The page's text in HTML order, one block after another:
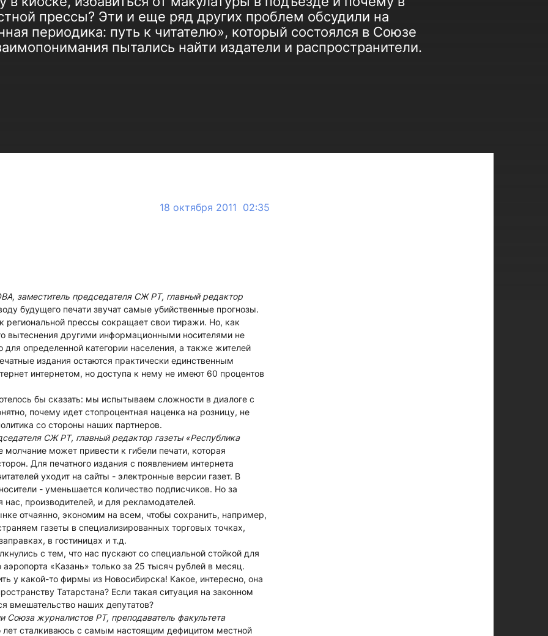
прессы? Эти и еще ряд других проблем обсудили на
периодика: путь к читателю», который состоялся в Союзе
пытались найти издатели и распространители.
18 октября 2011 02:35
заместитель председателя СЖ РТ, главный редактор
будущего печати звучат самые убийственные прогнозы.
региональной прессы сокращает свои тиражи. Но, как
вытеснения другими информационными носителями не
определенной категории населения, а также жителей
издания остаются практически единственным
интернетом, но доступа к нему не имеют 60 процентов
бы сказать: мы испытываем сложности в диалоге с
почему идет стопроцентная наценка на розницу, не
со стороны наших партнеров.
СЖ РТ, главный редактор газеты «Республика
может привести к гибели печати, которая
Для печатного издания с появлением интернета
уходит на сайты - электронные версии газет. В
- уменьшается количество подписчиков. Но за
производителей, и для рекламодателей.
отчаянно, экономим на всем, чтобы сохранить, например,
газеты в специализированных торговых точках,
в гостиницах и т.д.
с тем, что нас пускают со специальной стойкой для
«Казань» только за 25 тысяч рублей в месяц.
у какой-то фирмы из Новосибирска! Какое, интересно, она
Татарстана? Если такая ситуация на законном
вмешательство наших депутатов?
журналистов РТ, преподаватель факультета
лет сталкиваюсь с самым настоящим дефицитом местной